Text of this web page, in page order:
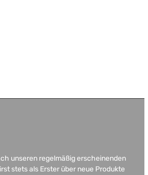
unseren regelmäßig erscheinenden
stets als Erster über neue Produkte